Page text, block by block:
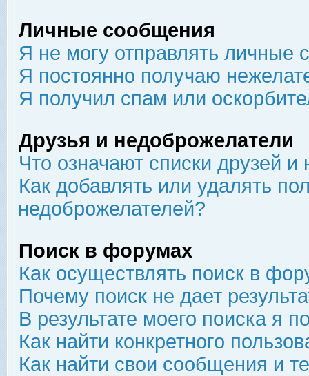
Личные сообщения
Я не могу отправлять личные
Я постоянно получаю
Я получил спам или
Друзья и недоброжелатели
Что означают списки друзей
Как добавлять или удалять
недоброжелателей?
Поиск в форумах
Как осуществлять поиск в
Почему поиск не дает
В результате моего поиска я
Как найти конкретного
Как найти свои сообщения и